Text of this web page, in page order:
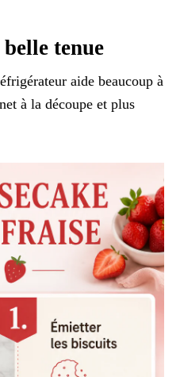
tenue
aide beaucoup à
à la découpe et plus